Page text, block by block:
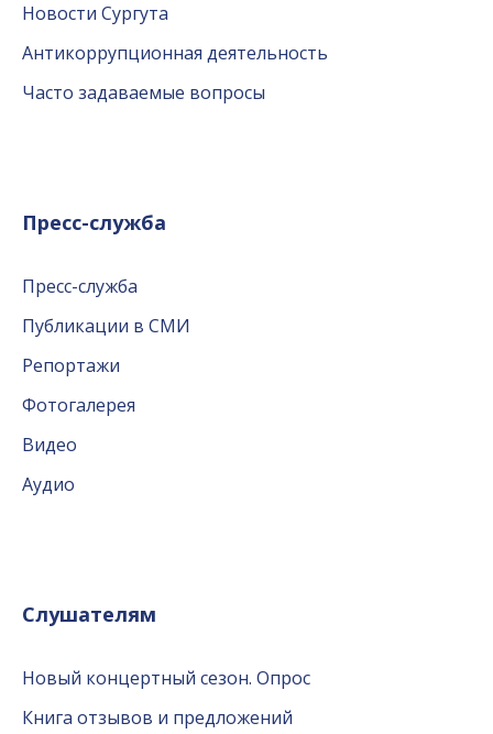
Новости Сургута
Антикоррупционная деятельность
Часто задаваемые вопросы
Пресс-служба
Пресс-служба
Публикации в СМИ
Репортажи
Фотогалерея
Видео
Аудио
Слушателям
Новый концертный сезон. Опрос
Книга отзывов и предложений